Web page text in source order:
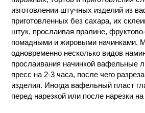
изготовлении штучных изделий из
приготовленных без сахара, их
штук, прослаивая пралине,
помадными и жировыми начинками.
одновременно несколько видов
прослаивания начинкой вафельные
пресс на 2-3 часа, после чего
изделия. Иногда вафельный пласт
перед нарезкой или после нарезки